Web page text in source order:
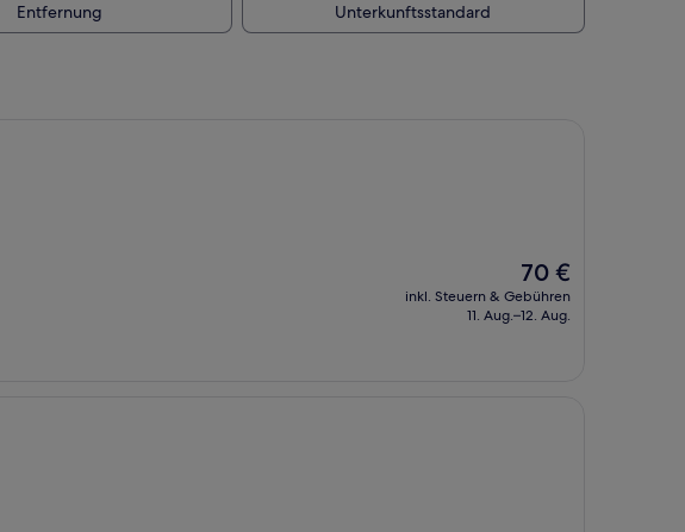
Entfernung Unterkunftsstandard
Der
Preis
beträgt
70 €
inkl. Steuern & Gebühren
11. Aug.–12. Aug.